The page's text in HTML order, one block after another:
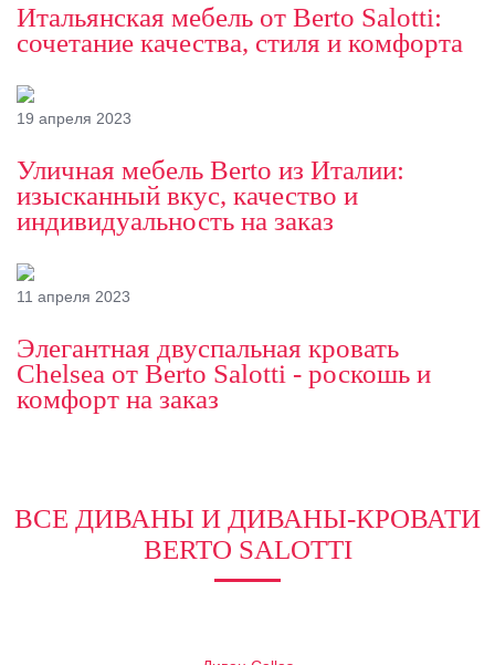
Итальянская мебель от Berto Salotti:
сочетание качества, стиля и комфорта
19 апреля 2023
Уличная мебель Berto из Италии:
изысканный вкус, качество и
индивидуальность на заказ
11 апреля 2023
Элегантная двуспальная кровать
Chelsea от Berto Salotti - роскошь и
комфорт на заказ
ВСЕ ДИВАНЫ И ДИВАНЫ-КРОВАТИ
BERTO SALOTTI